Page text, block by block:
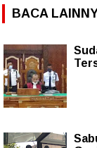
BACA